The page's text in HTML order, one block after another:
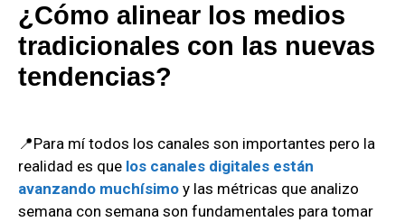
¿Cómo alinear los medios
tradicionales con las nuevas
tendencias?
📍Para mí todos los canales son importantes pero la
realidad es que los canales digitales están
avanzando muchísimo y las métricas que analizo
semana con semana son fundamentales para tomar